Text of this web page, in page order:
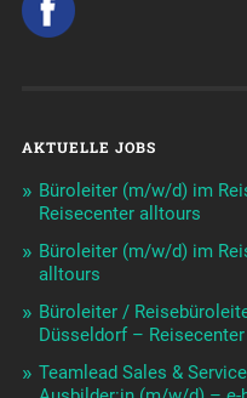
AKTUELLE JOBS
Büroleiter (m/w/d) im
Reisecenter alltours
Büroleiter (m/w/d) im
alltours
Büroleiter /
Düsseldorf –
Teamlead Sales &